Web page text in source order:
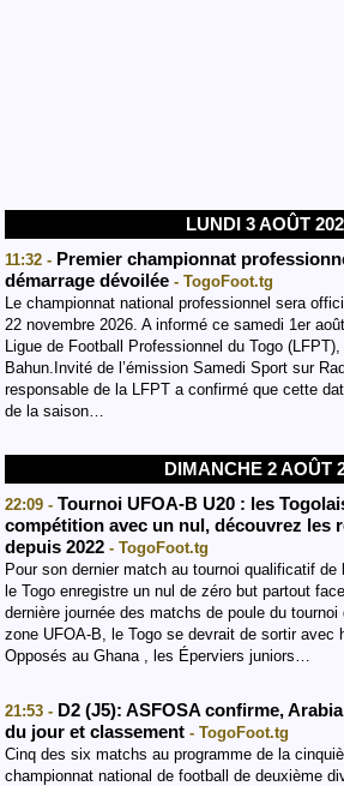
LUNDI 3 AOÛT
11:32 - Premier championnat
démarrage dévoilée - TogoFoot.tg
Le championnat national professionnel sera
22 novembre 2026. A informé ce samedi 1er
Ligue de Football Professionnel du Togo
Bahun.Invité de l’émission Samedi Sport sur
responsable de la LFPT a confirmé que cette
de la saison…
DIMANCHE 2 AOÛT
22:09 - Tournoi UFOA-B U20 : les
compétition avec un nul, découvrez les
depuis 2022 - TogoFoot.tg
Pour son dernier match au tournoi qualificatif
le Togo enregistre un nul de zéro but partout
dernière journée des matchs de poule du
zone UFOA-B, le Togo se devrait de sortir avec
Opposés au Ghana , les Éperviers juniors…
21:53 - D2 (J5): ASFOSA confirme,
du jour et classement - TogoFoot.tg
Cinq des six matchs au programme de la
championnat national de football de deuxième